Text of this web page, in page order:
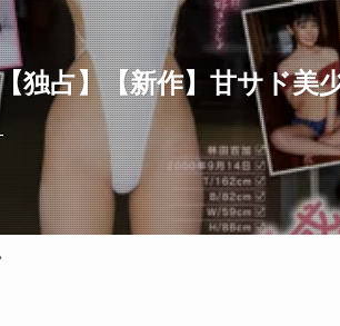
独占】【新作】甘サド美